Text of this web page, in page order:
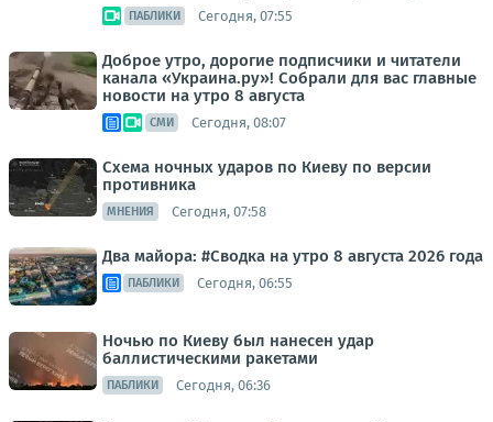
ПАБЛИКИ Сегодня, 07:55
Доброе утро, дорогие подписчики и читатели
канала «Украина.ру»! Собрали для вас главные
новости на утро 8 августа
СМИ Сегодня, 08:07
Схема ночных ударов по Киеву по версии
противника
МНЕНИЯ Сегодня, 07:58
Два майора: #Сводка на утро 8 августа 2026 года
ПАБЛИКИ Сегодня, 06:55
Ночью по Киеву был нанесен удар
баллистическими ракетами
ПАБЛИКИ Сегодня, 06:36